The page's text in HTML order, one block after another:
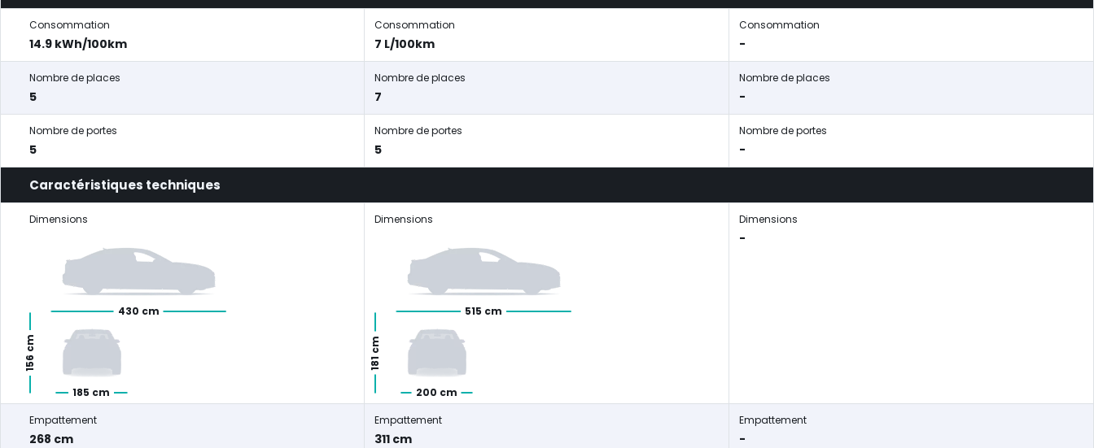
Consommation
14.9 kWh/100km
Consommation
7 L/100km
Consommation
-
Nombre de places
5
Nombre de places
7
Nombre de places
-
Nombre de portes
5
Nombre de portes
5
Nombre de portes
-
Caractéristiques techniques
Dimensions
430 cm
185 cm
156 cm
Dimensions
515 cm
200 cm
181 cm
Dimensions
-
Empattement
268 cm
Empattement
311 cm
Empattement
-